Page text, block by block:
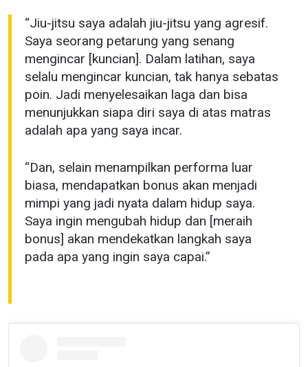
“Jiu-jitsu saya adalah jiu-jitsu yang agresif.
Saya seorang petarung yang senang
mengincar [kuncian]. Dalam latihan, saya
selalu mengincar kuncian, tak hanya sebatas
poin. Jadi menyelesaikan laga dan bisa
menunjukkan siapa diri saya di atas matras
adalah apa yang saya incar.
“Dan, selain menampilkan performa luar
biasa, mendapatkan bonus akan menjadi
mimpi yang jadi nyata dalam hidup saya.
Saya ingin mengubah hidup dan [meraih
bonus] akan mendekatkan langkah saya
pada apa yang ingin saya capai.”
LAWAN
GELARAN
LIHAT SOROTAN TERBAIK
terbaik di gelaran langsung kami.
EMAIL
NAMA
Dengan mengirimkan formulir ini, anda menyetujui
pengumpulan, penggunaan dan pembukaan informasi
anda berdasarkanKebijakan Privasikami. Anda dapat
membatalkan (unsubscribe) dari jenis komunikasi ini
kapan saja.